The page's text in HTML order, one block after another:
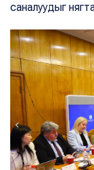
саналуудыг